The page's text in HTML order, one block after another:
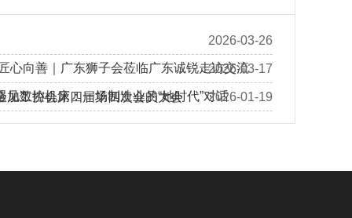
2026-03-26
心向善｜广东狮子会莅临广东诚锐走访交流
2026-03-17
见数控机床：一场制造业的“她时代”对话2026-01-19
加工协会第四届第四次会员大会